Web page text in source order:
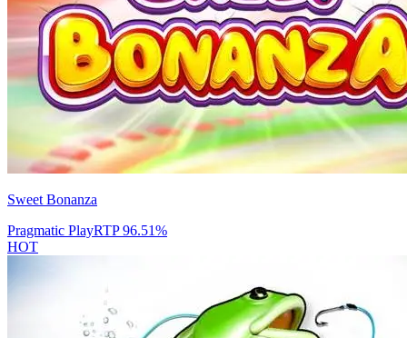
Sweet Bonanza
Pragmatic PlayRTP96.51%
HOT